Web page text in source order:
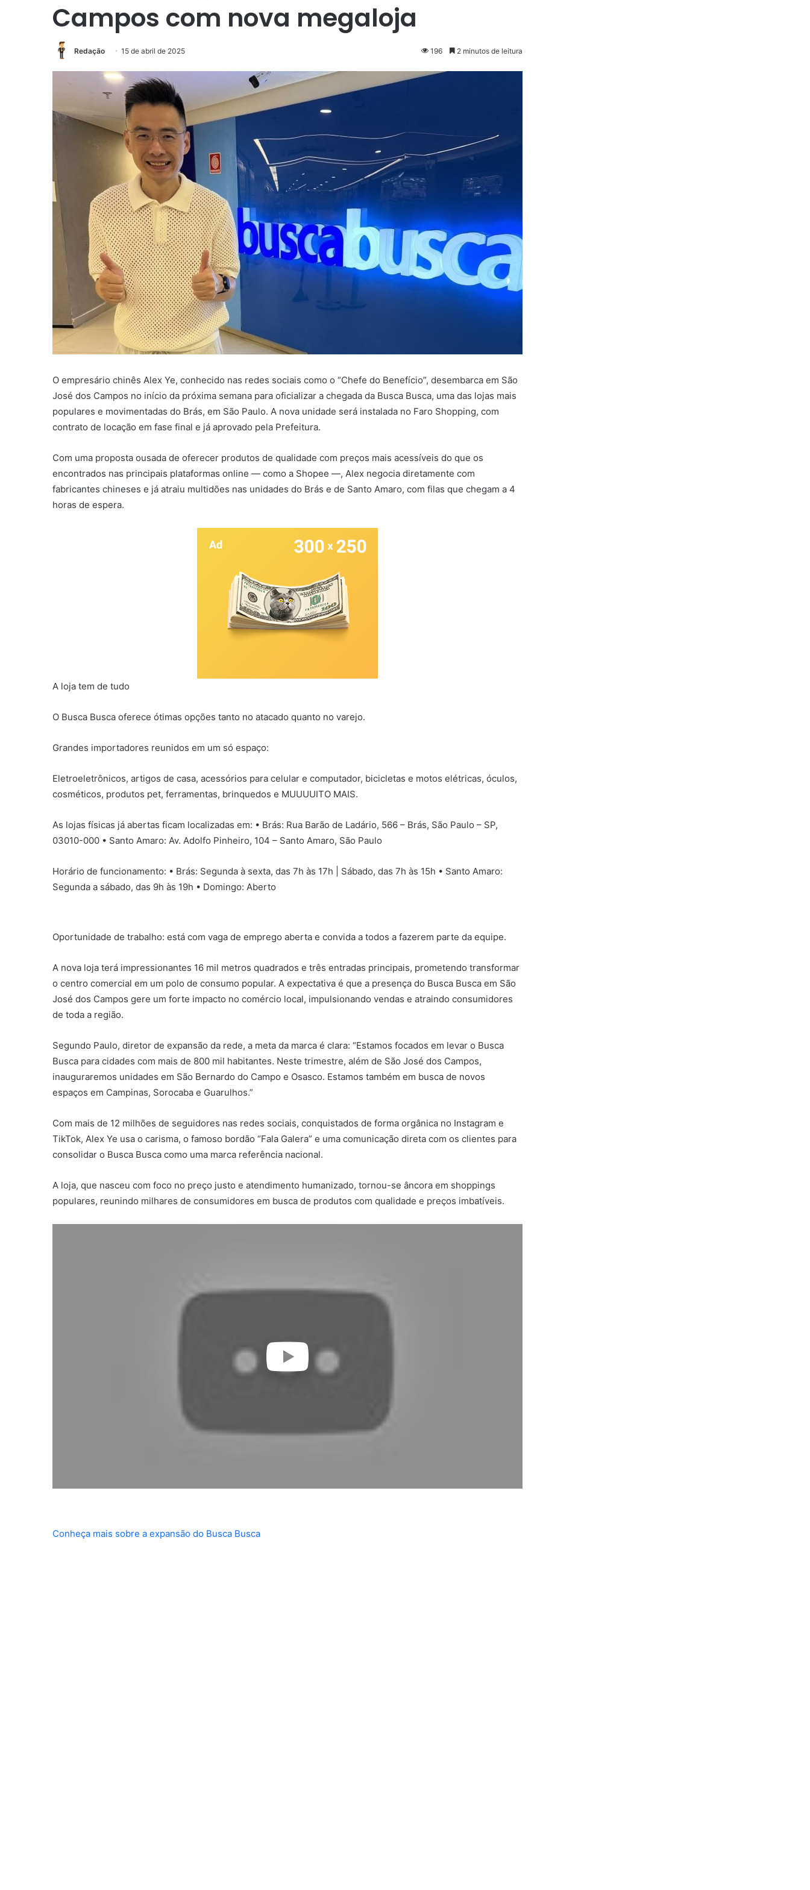
Campos com nova megaloja
Redação 15 de abril de 2025 196 2 minutos de leitura
O empresário chinês Alex Ye, conhecido nas redes sociais como o “Chefe do Benefício”, desembarca em São
José dos Campos no início da próxima semana para oficializar a chegada da Busca Busca, uma das lojas mais
populares e movimentadas do Brás, em São Paulo. A nova unidade será instalada no Faro Shopping, com
contrato de locação em fase final e já aprovado pela Prefeitura.
Com uma proposta ousada de oferecer produtos de qualidade com preços mais acessíveis do que os
encontrados nas principais plataformas online — como a Shopee —, Alex negocia diretamente com
fabricantes chineses e já atraiu multidões nas unidades do Brás e de Santo Amaro, com filas que chegam a 4
horas de espera.
A loja tem de tudo
O Busca Busca oferece ótimas opções tanto no atacado quanto no varejo.
Grandes importadores reunidos em um só espaço:
Eletroeletrônicos, artigos de casa, acessórios para celular e computador, bicicletas e motos elétricas, óculos,
cosméticos, produtos pet, ferramentas, brinquedos e MUUUUITO MAIS.
As lojas físicas já abertas ficam localizadas em: • Brás: Rua Barão de Ladário, 566 – Brás, São Paulo – SP,
03010-000 • Santo Amaro: Av. Adolfo Pinheiro, 104 – Santo Amaro, São Paulo
Horário de funcionamento: • Brás: Segunda à sexta, das 7h às 17h | Sábado, das 7h às 15h • Santo Amaro:
Segunda a sábado, das 9h às 19h • Domingo: Aberto
Oportunidade de trabalho: está com vaga de emprego aberta e convida a todos a fazerem parte da equipe.
A nova loja terá impressionantes 16 mil metros quadrados e três entradas principais, prometendo transformar
o centro comercial em um polo de consumo popular. A expectativa é que a presença do Busca Busca em São
José dos Campos gere um forte impacto no comércio local, impulsionando vendas e atraindo consumidores
de toda a região.
Segundo Paulo, diretor de expansão da rede, a meta da marca é clara: “Estamos focados em levar o Busca
Busca para cidades com mais de 800 mil habitantes. Neste trimestre, além de São José dos Campos,
inauguraremos unidades em São Bernardo do Campo e Osasco. Estamos também em busca de novos
espaços em Campinas, Sorocaba e Guarulhos.”
Com mais de 12 milhões de seguidores nas redes sociais, conquistados de forma orgânica no Instagram e
TikTok, Alex Ye usa o carisma, o famoso bordão “Fala Galera” e uma comunicação direta com os clientes para
consolidar o Busca Busca como uma marca referência nacional.
A loja, que nasceu com foco no preço justo e atendimento humanizado, tornou-se âncora em shoppings
populares, reunindo milhares de consumidores em busca de produtos com qualidade e preços imbatíveis.
Conheça mais sobre a expansão do Busca Busca